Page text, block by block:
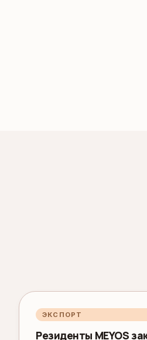
ЭКСПОРТ
Резиденты MEYOS